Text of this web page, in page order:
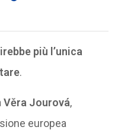
più l’unica
.
Věra Jourová,
europea